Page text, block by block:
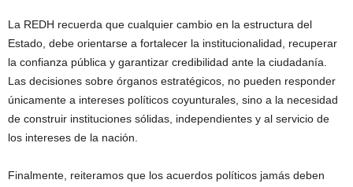
La REDH recuerda que cualquier cambio en la estructura del
Estado, debe orientarse a fortalecer la institucionalidad, recuperar
la confianza pública y garantizar credibilidad ante la ciudadanía.
Las decisiones sobre órganos estratégicos, no pueden responder
únicamente a intereses políticos coyunturales, sino a la necesidad
de construir instituciones sólidas, independientes y al servicio de
los intereses de la nación.
Finalmente, reiteramos que los acuerdos políticos jamás deben